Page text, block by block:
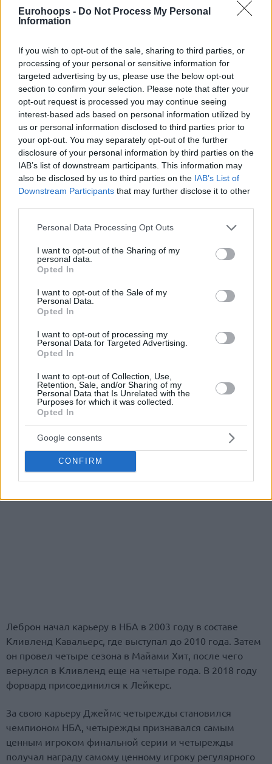
Eurohoops - Do Not Process My Personal
Information
If you wish to opt-out of the sale, sharing to third parties, or
processing of your personal or sensitive information for
targeted advertising by us, please use the below opt-out
section to confirm your selection. Please note that after your
opt-out request is processed you may continue seeing
interest-based ads based on personal information utilized by
us or personal information disclosed to third parties prior to
your opt-out. You may separately opt-out of the further
disclosure of your personal information by third parties on the
IAB’s list of downstream participants. This information may
also be disclosed by us to third parties on the IAB’s List of
Downstream Participants that may further disclose it to other
Please note that this website/app uses one or more Google
not limited to your visit or usage behaviour. You may click to
grant or deny consent to Google and its third-party tags to
use your data for below specified purposes in below Google
consent section.
Personal Data Processing Opt Outs
I want to opt-out of the Sharing of my
personal data.
Opted In
I want to opt-out of the Sale of my
Personal Data.
Opted In
I want to opt-out of processing my
Personal Data for Targeted Advertising.
Opted In
I want to opt-out of Collection, Use,
Retention, Sale, and/or Sharing of my
Personal Data that Is Unrelated with the
Purposes for which it was collected.
Opted In
Google consents
CONFIRM
После восьми сезонов в Лейкерс, за которые Джеймс
привел команду к чемпионскому титулу НБА в 2020
выходит на рынок свободных агентов в поисках новой
команды. По данным источников, незадолго до
открытия рынка президент Лейкерс Роб Пелинка и Рич
Пол обсудили дальнейшие планы четырехкратного
чемпиона НБА.
Отмечается, что Джеймс заранее уведомил
руководство Лейкерс о своем решении в знак уважения
к клубу и для того, чтобы организация могла спокойно
строить планы на межсезонье.
Леброн начал карьеру в НБА в 2003 году в составе
Кливленд Кавальерс, где выступал до 2010 года. Затем
он провел четыре сезона в Майами Хит, после чего
вернулся в Кливленд еще на четыре года. В 2018 году
форвард присоединился к Лейкерс.
За свою карьеру Джеймс четырежды становился
чемпионом НБА, четырежды признавался самым
ценным игроком финальной серии и четырежды
получал награду самому ценному игроку регулярного